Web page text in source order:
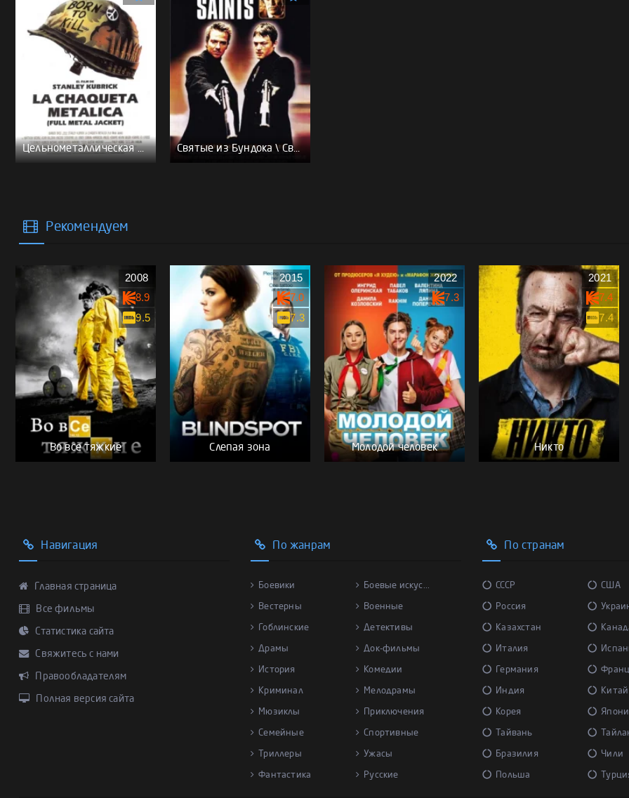
Цельнометаллическая оболочка - (Перевод Гоблина) Святые из Бундока \ Святые из трущоб - (Перевод Гоблина)
Рекомендуем
Во все тяжкие
2008
8.9
9.5
Слепая зона
2015
7.0
7.3
Молодой человек
2022
7.3
Никто
2021
7.4
7.4
Навигация
Главная страница
Все фильмы
Статистика сайта
Свяжитесь с нами
Правообладателям
Полная версия сайта
По жанрам
Боевики Боевые искус...
Вестерны Военные
Гоблинские Детективы
Драмы Док-фильмы
История Комедии
Криминал Мелодрамы
Мюзиклы Приключения
Семейные Спортивные
Триллеры Ужасы
Фантастика Русские
По странам
СССР США
Россия
Казахстан
Италия
Германия
Индия Китай
Корея
Тайвань
Бразилия Чили
Польша